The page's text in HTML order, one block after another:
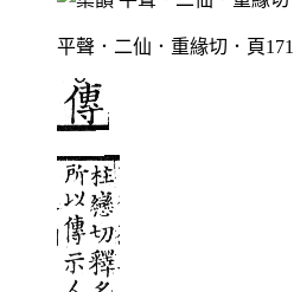
平聲．二仙．重緣切．頁171